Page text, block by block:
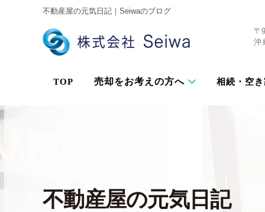
不動産屋の元気日記｜Seiwaのブログ
〒
沖
TOP 売却をお考えの方へ 相続・空
不動産屋の元気日記